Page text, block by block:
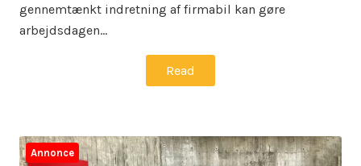
gennemtænkt indretning af firmabil kan gøre
arbejdsdagen…
Read
Annonce